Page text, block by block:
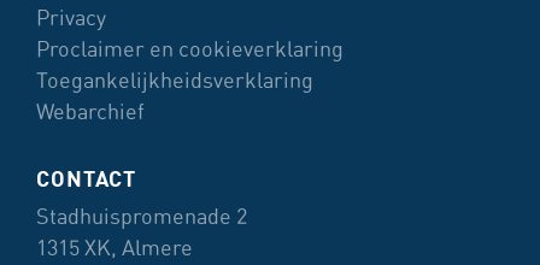
Privacy
Proclaimer en cookieverklaring
Toegankelijkheidsverklaring
Webarchief
CONTACT
Stadhuispromenade 2
1315 XK, Almere